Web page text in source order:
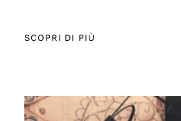
SCOPRI DI PIÙ